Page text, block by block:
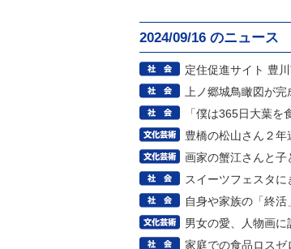
2024/09/16 のニュース
定住促進サイト 豊
上ノ郷城鳥瞰図が完
「僕は365日大葉を
豊橋の松山さん２年
画家の蟹江さんと子
スイーツフェスタに
自身や家族の「終活
男女の愛、人物画に
家庭での食品ロスゼ